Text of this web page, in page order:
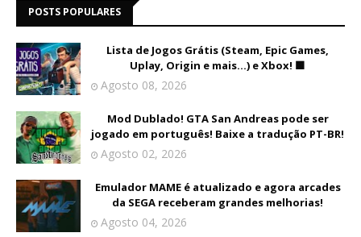
POSTS POPULARES
Lista de Jogos Grátis (Steam, Epic Games,
Uplay, Origin e mais...) e Xbox! 🟩
Agosto 08, 2026
Mod Dublado! GTA San Andreas pode ser
jogado em português! Baixe a tradução PT-BR!
Agosto 02, 2026
Emulador MAME é atualizado e agora arcades
da SEGA receberam grandes melhorias!
Agosto 04, 2026